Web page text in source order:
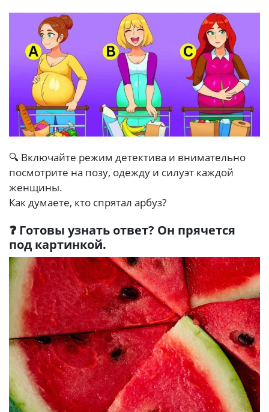
🔍 Включайте режим детектива и внимательно
посмотрите на позу, одежду и силуэт каждой
женщины.
Как думаете, кто спрятал арбуз?
❓ Готовы узнать ответ? Он прячется
под картинкой.